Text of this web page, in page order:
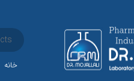
خانه